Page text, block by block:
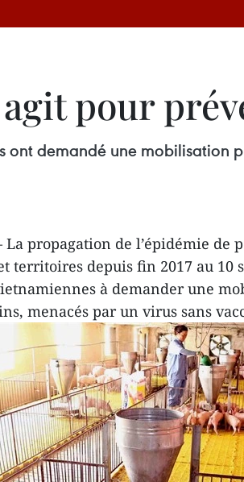
pour
ont demandé une mobilisation
La propagation de l’épidémie de
territoires depuis fin 2017 au 10
à demander une
menacés par un virus sans